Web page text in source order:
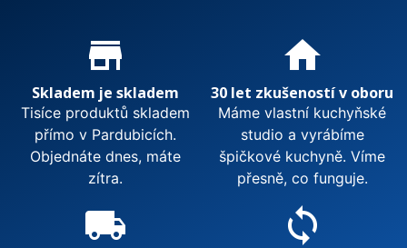
Proč nakupovat u nás?
store_mall_directory
Skladem je skladem
Tisíce produktů skladem
přímo v Pardubicích.
Objednáte dnes, máte
zítra.
home
30 let zkušeností v oboru
Máme vlastní kuchyňské
studio a vyrábíme
špičkové kuchyně. Víme
přesně, co funguje.
local_shipping sync